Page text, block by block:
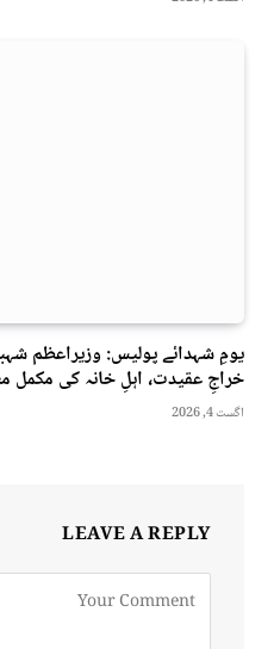
یومِ شہدائے پولیس: وزیراعظم
خراجِ عقیدت، اہلِ خانہ کی مکمل
اگست 4, 2026
LEAVE A REPLY